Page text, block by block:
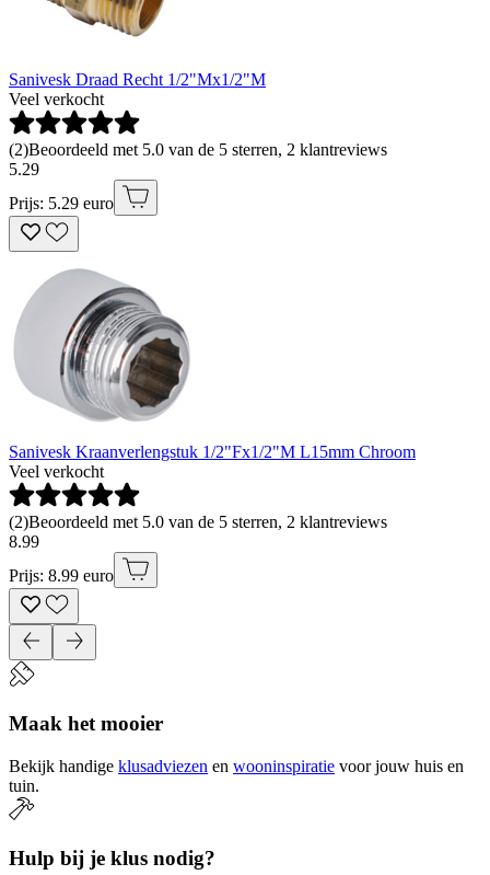
Sanivesk Draad Recht 1/2"Mx1/2"M
Veel verkocht
(2)Beoordeeld met 5.0 van de 5 sterren, 2 klantreviews
5.29
Prijs: 5.29 euro
Sanivesk Kraanverlengstuk 1/2"Fx1/2"M L15mm Chroom
Veel verkocht
(2)Beoordeeld met 5.0 van de 5 sterren, 2 klantreviews
8.99
Prijs: 8.99 euro
Maak het mooier
Bekijk handige klusadviezen en wooninspiratie voor jouw huis en
tuin.
Hulp bij je klus nodig?